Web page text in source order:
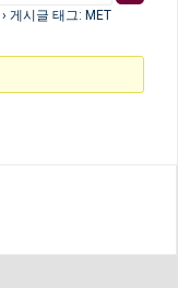
› 게시글 태그: MET